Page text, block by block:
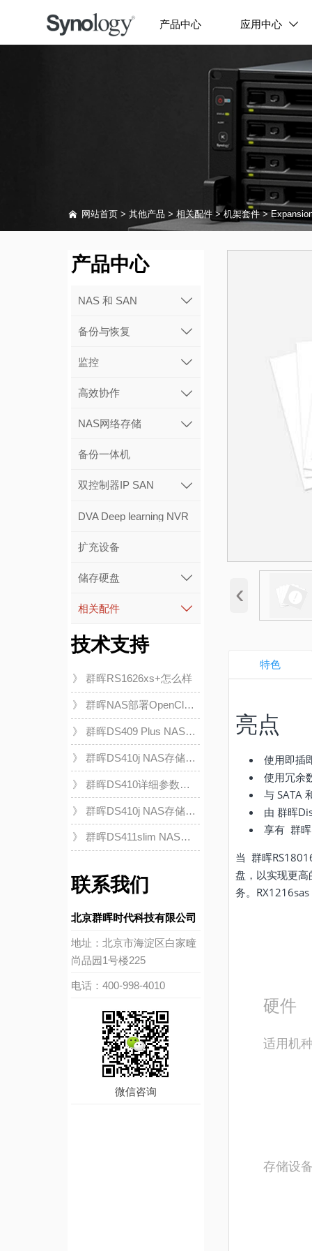
产品中心 应用中心 
 网站首页 >其他产品 >相关配件 >机架套件>
产品中心
NAS 和 SAN 
备份与恢复 
监控 
高效协作 
NAS网络存储 
备份一体机
双控制器IP SAN 
DVA Deep learning NVR
扩充设备
储存硬盘 
相关配件 
技术支持
》 群晖RS1626xs+怎么样
》 群晖NAS部署OpenClaw
容器服务安全指南
》 群晖DS409 Plus NAS详
细解析：高性能存储解决方
案助力企业数据管理
》 群晖DS410j NAS存储解
决方案：高效数据管理与安
全备份
》 群晖DS410详细参数解
析：高效网络存储解决方案
》 群晖DS410j NAS存储解
决方案详解：高效数据管理
助力企业成长
》 群晖DS411slim NAS存
储解决方案详解：高效、紧
联系我们
北京群晖时代科技有限公司
地址：北京市海淀区白家疃
尚品园1号楼225
电话：400-998-4010
微信咨询
‹
特色
亮点
使用即插
使用冗余
与 SATA
由 群晖
享有 群晖
当 群晖
盘，以实现更
务。
硬件
适用机
存储设